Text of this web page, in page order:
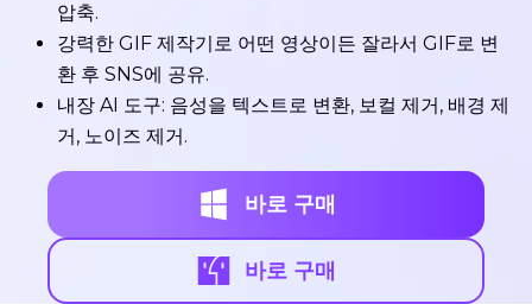
압축.
강력한 GIF 제작기로 어떤 영상이든 잘라서 GIF로 변
환 후 SNS에 공유.
내장 AI 도구: 음성을 텍스트로 변환, 보컬 제거, 배경 제
거, 노이즈 제거.
바로 구매
바로 구매